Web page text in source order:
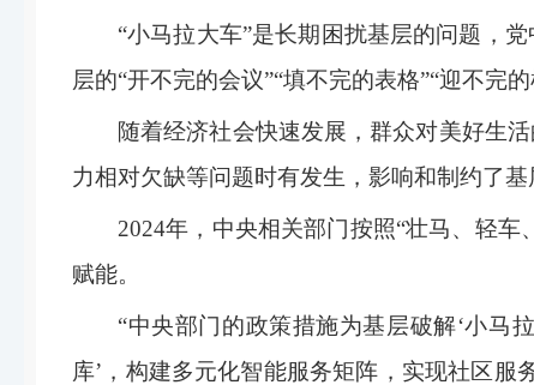
“小马拉大车”是长期困扰基层的问题，
层的“开不完的会议”“填不完的表格”“迎不完
随着经济社会快速发展，群众对美好生
力相对欠缺等问题时有发生，影响和制约了基
2024年，中央相关部门按照“壮马、轻
赋能。
“中央部门的政策措施为基层破解‘小马
库’，构建多元化智能服务矩阵，实现社区服